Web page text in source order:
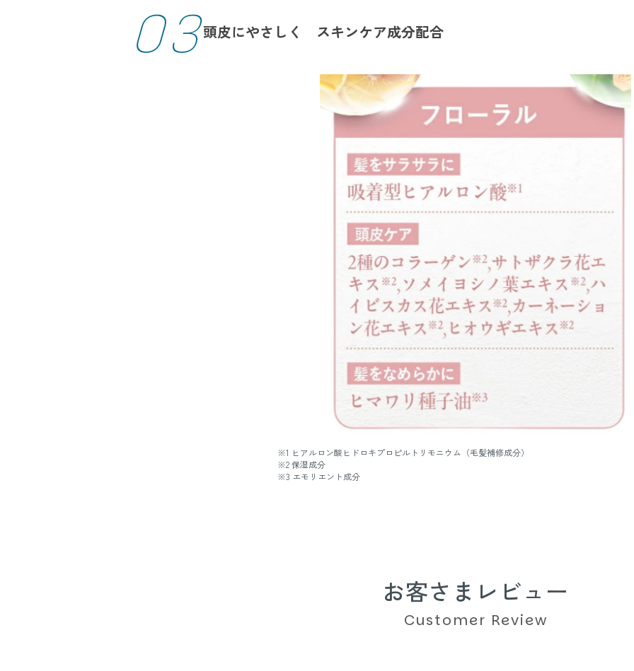
03頭皮にやさしく スキンケア成分配合
※1 ヒアルロン酸ヒドロキプロピルトリモニウム（毛髪補修成分）
※2 保湿成分
※3 エモリエント成分
お客さまレビュー
Customer Review